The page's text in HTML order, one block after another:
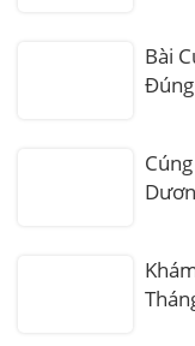
Bài